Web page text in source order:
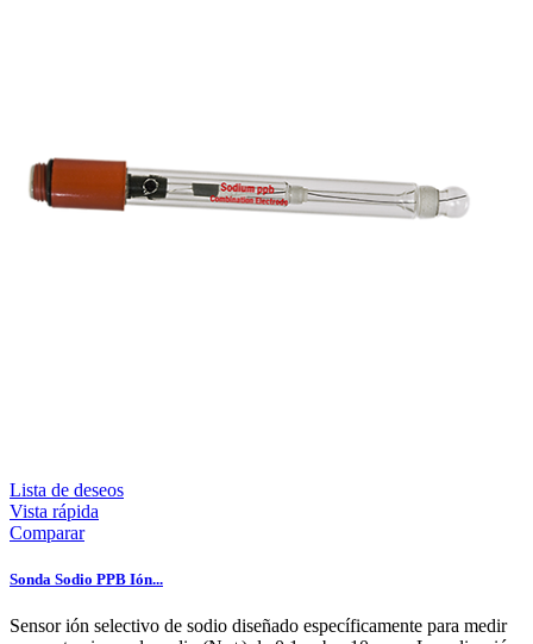
Lista de deseos
Vista rápida
Comparar
Sonda Sodio PPB Ión...
Sensor ión selectivo de sodio diseñado específicamente para medir